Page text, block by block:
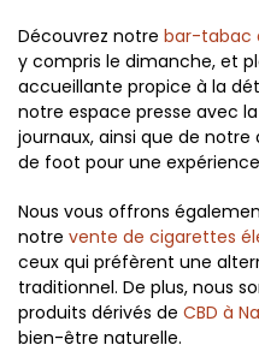
Découvrez notre bar-tabac
y compris le dimanche, et
accueillante propice à la
notre espace presse avec
journaux, ainsi que de
de foot pour une
Nous vous offrons
notre vente de cigarettes
ceux qui préfèrent une
traditionnel. De plus, nous
produits dérivés de CBD à
bien-être naturelle.